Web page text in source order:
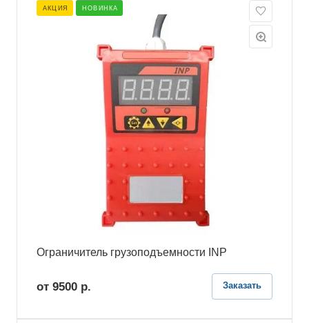
АКЦИЯ НОВИНКА
Ограничитель грузоподъемности INP
от 9500 р. Заказать